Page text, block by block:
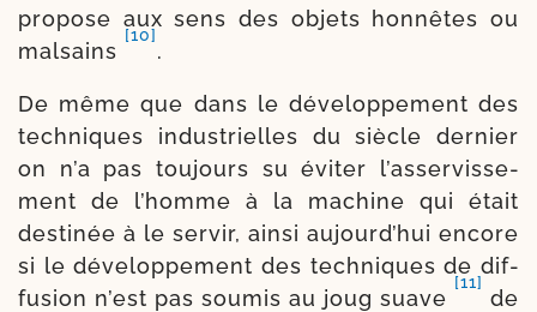
pro­pose aux sens des objets hon­nêtes ou
mal­sains
[10]
.
De même que dans le déve­lop­pe­ment des
tech­niques indus­trielles du siècle der­nier
on n’a pas tou­jours su évi­ter l’as­ser­vis­se­
ment de l’homme à la machine qui était
des­ti­née à le ser­vir, ain­si aujourd’­hui encore
si le déve­lop­pe­ment des tech­niques de dif­
fu­sion n’est pas sou­mis au joug suave
[11]
de